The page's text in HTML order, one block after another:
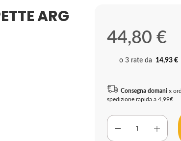
ARG
44,80 €
14,93 €
Consegna domani x
spedizione rapida a 4,99€